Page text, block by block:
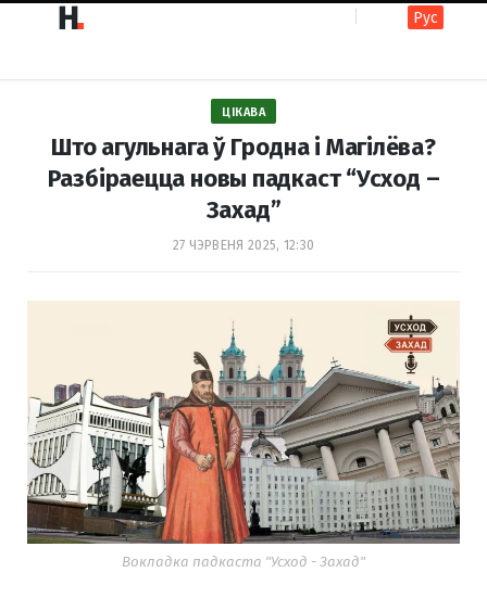
o
o
a
g
r
Рус
ЦІКАВА
Што агульнага ў Гродна і Магілёва?
Разбіраецца новы падкаст “Усход –
Захад”
27 ЧЭРВЕНЯ 2025, 12:30
Вокладка падкаста "Усход - Захад"